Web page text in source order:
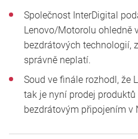
Společnost InterDigital
Lenovo/Motorolu ohledně
bezdrátových technologií,
správně neplatí.
Soud ve finále rozhodl, že
tak je nyní prodej
bezdrátovým připojením v